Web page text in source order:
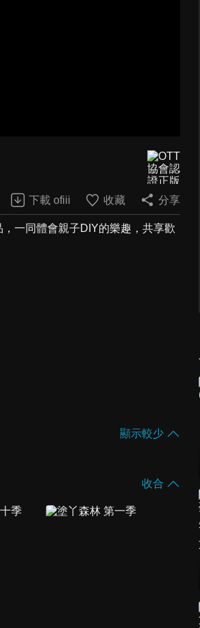
下載 ofiii 收藏 分享
一同體會親子DIY的樂趣，共享歡
顯示較少
收合